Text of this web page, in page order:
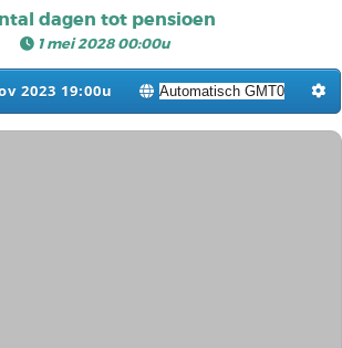
dagen tot pensioen
1 mei 2028 00:00u
2023 19:00u